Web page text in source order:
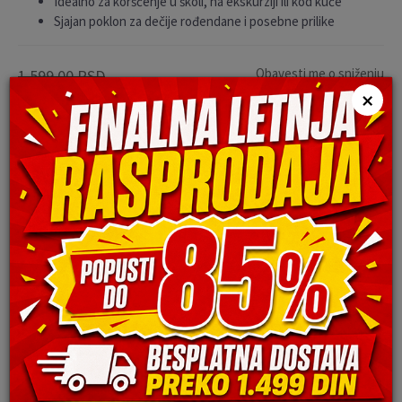
Sjajan poklon za dečije rođendane i posebne prilike
1.599,00RSD
449,00RSD
Ušteda: 1.150,00 RSD
Obavesti me o sniženju
Izaberi opciju: NSZ
Količina:
Dodaj u korpu
Sačuvajte u listi želja
Uporedite proizvod
Dodaj proizvod u spisak za kupovinu
×